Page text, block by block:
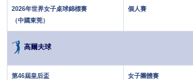
2026年世界女子桌球錦標賽
（中國東莞）
個人賽
高爾夫球
第46屆皇后盃
女子團體賽